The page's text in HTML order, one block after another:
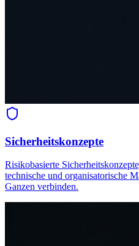
Sicherheitskonzepte
Risikobasierte
technische und organisatorische
Ganzen verbinden.